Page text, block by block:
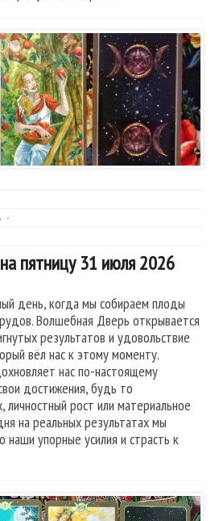
пятницу 31 июля 2026
день, когда мы собираем плоды
Волшебная Дверь открывается
результатов и удовольствие
вёл нас к этому моменту.
нас по-настоящему
достижения, будь то
личностный рост или материальное
на реальных результатах мы
упорные усилия и страсть к